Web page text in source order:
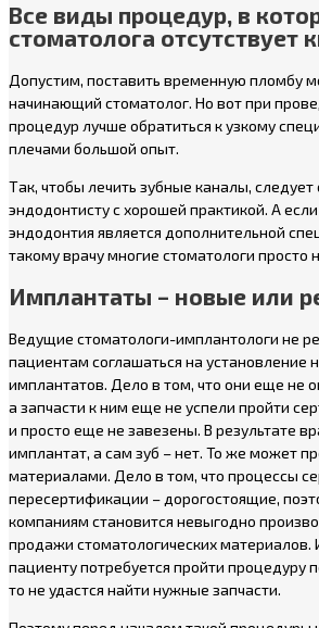
Все виды процедур, в
стоматолога отсутствует
Допустим, поставить временную пломбу
начинающий стоматолог. Но вот при
процедур лучше обратиться к узкому
плечами большой опыт.
Так, чтобы лечить зубные каналы,
эндодонтисту с хорошей практикой. А
эндодонтия является дополнительной
такому врачу многие стоматологи просто
Имплантаты – новые или
Ведущие стоматологи-имплантологи не
пациентам соглашаться на установление
имплантатов. Дело в том, что они еще не
а запчасти к ним еще не успели пройти
и просто еще не завезены. В результате
имплантат, а сам зуб – нет. То же может
материалами. Дело в том, что процессы
пересертификации – дорогостоящие,
компаниям становится невыгодно
продажи стоматологических материалов.
пациенту потребуется пройти процедуру
то не удастся найти нужные запчасти.